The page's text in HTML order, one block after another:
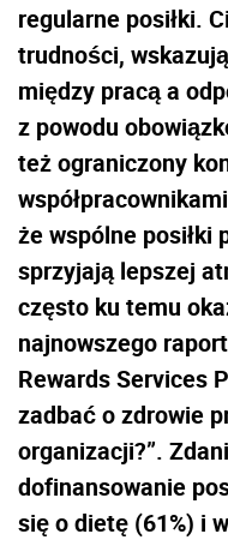
regularne posiłki.
trudności,
między pracą a
z powodu
też ograniczony
że wspólne posiłki
sprzyjają lepszej
często ku temu
najnowszego
Rewards Services
zadbać o zdrowie
organizacji?”.
dofinansowanie
się o dietę (61%) i